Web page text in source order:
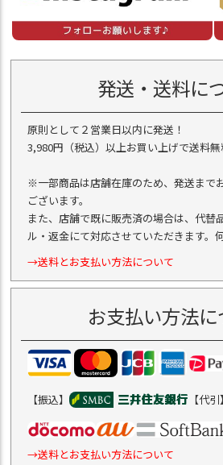
発送・送料に
原則として２営業日以内に発送！
3,980円（税込）以上お買い上げで送料無
※一部商品は店舗在庫のため、発送まで
ございます。
また、店舗で既に販売済の場合は、代替
ル・返金にて対応させていただきます。
→送料とお支払い方法について
お支払い方法に
【振込】 【代
→送料とお支払い方法について